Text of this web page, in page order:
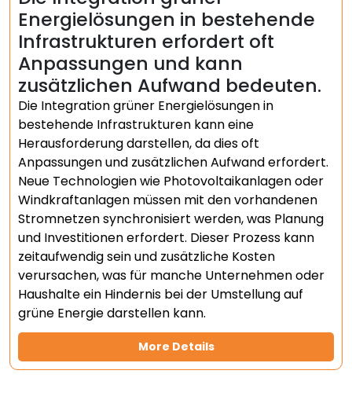
Energielösungen in bestehende
Infrastrukturen erfordert oft
Anpassungen und kann
zusätzlichen Aufwand bedeuten.
Die Integration grüner Energielösungen in
bestehende Infrastrukturen kann eine
Herausforderung darstellen, da dies oft
Anpassungen und zusätzlichen Aufwand erfordert.
Neue Technologien wie Photovoltaikanlagen oder
Windkraftanlagen müssen mit den vorhandenen
Stromnetzen synchronisiert werden, was Planung
und Investitionen erfordert. Dieser Prozess kann
zeitaufwendig sein und zusätzliche Kosten
verursachen, was für manche Unternehmen oder
Haushalte ein Hindernis bei der Umstellung auf
grüne Energie darstellen kann.
More Details